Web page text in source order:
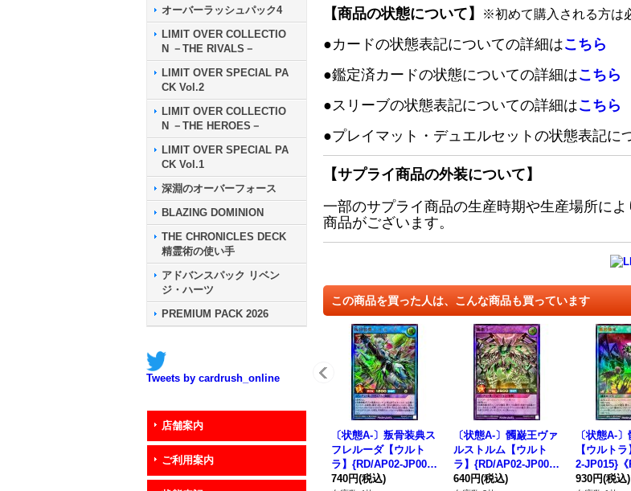
オーバーラッシュパック4
LIMIT OVER COLLECTIO
N －THE RIVALS－
LIMIT OVER SPECIAL PA
CK Vol.2
LIMIT OVER COLLECTIO
N －THE HEROES－
LIMIT OVER SPECIAL PA
CK Vol.1
深淵のオーバーフォース
BLAZING DOMINION
THE CHRONICLES DECK
精霊術の使い手
アドバンスパック リベン
ジ・ハーツ
PREMIUM PACK 2026
Tweets by cardrush_online
店舗案内
ご利用案内
【商品の状態について】 ※初めて購入される方は
●カードの状態表記についての詳細はこちら
●鑑定済カードの状態についての詳細はこちら
●スリーブの状態表記についての詳細はこちら
●プレイマット・デュエルセットの状態表記に
【サプライ商品の外装について】
一部のサプライ商品の生産時期や生産場所に
商品がございます。
この商品を買った人は、こんな商品も買っています
〔状態A-〕叛骨装典ス
フレルーダ【ウルト
ラ】{RD/AP02-JP002}
《RDリチュアル》
740円(税込)
〔状態A-〕髑巌王ヴァ
ルストルム【ウルト
ラ】{RD/AP02-JP003}
《RDフュージョン》
640円(税込)
〔状態A-
【ウルト
2-JP015}《
930円(税込)